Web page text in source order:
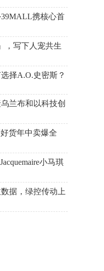
39MALL携核心首
，写下人宠共生
择A.O.史密斯？
兰布和以科技创
货年中卖爆全
小马琪
据，绿控传动上